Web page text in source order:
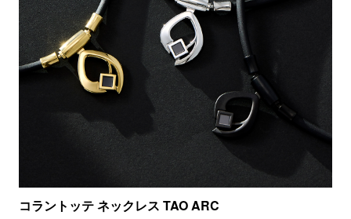
コラントッテ ネックレス TAO ARC